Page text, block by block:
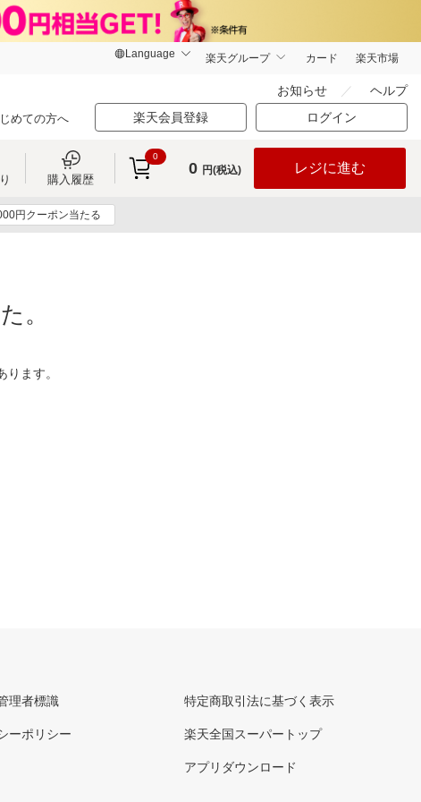
楽天グループ カード 楽天市場
お知らせ ヘルプ
めての方へ 楽天会員登録 ログイン
購入履歴
0
0 円(税込) レジに進む
円クーポン当たる
。
ます。
理者標識
ーポリシー
特定商取引法に基づく表示
楽天全国スーパートップ
アプリダウンロード